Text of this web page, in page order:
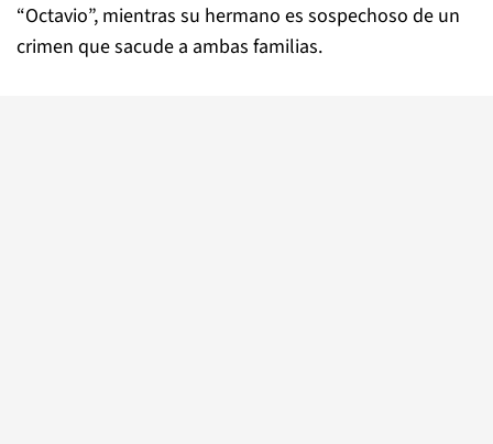
“Octavio”, mientras su hermano es sospechoso de un
crimen que sacude a ambas familias.